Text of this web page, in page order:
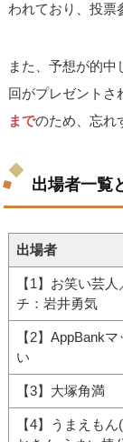
われており、投票
また、予想が的
回がプレゼントさ
までのため、忘れ
出場者一覧
出場者
【1】お笑い芸
チ：岩井勇気
【2】AppBank
い
【3】大塚角満
【4】うまえも